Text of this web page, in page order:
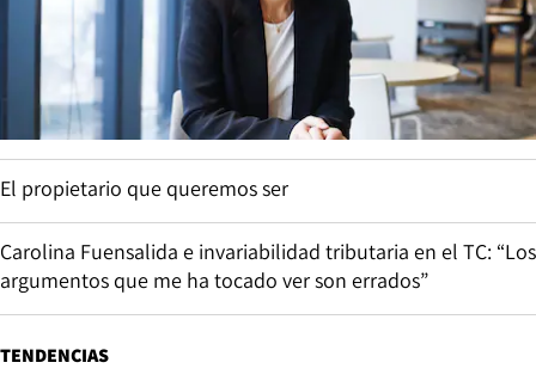
El propietario que queremos ser
Carolina Fuensalida e invariabilidad tributaria en el TC: “Los
argumentos que me ha tocado ver son errados”
TENDENCIAS